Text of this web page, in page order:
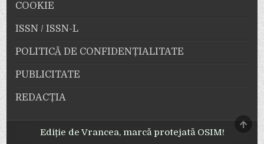
COOKIE
ISSN / ISSN-L
POLITICĂ DE CONFIDENȚIALITATE
PUBLICITATE
REDACȚIA
Ediție de Vrancea, marcă protejată OSIM!
TOP